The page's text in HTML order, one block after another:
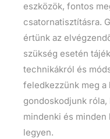
eszközök, fontos
csatornatisztításra.
értünk az
szükség esetén
technikákról és
feledkezzünk meg a
gondoskodjunk róla,
mindenki és
legyen.